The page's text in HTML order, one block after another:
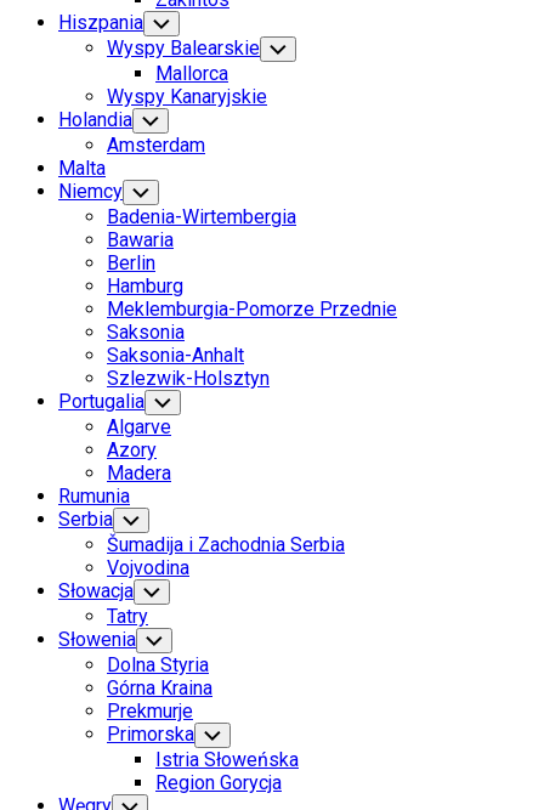
Hiszpania Toggle
Child
Menu
Wyspy Balearskie Toggle
Child
Mallorca
Wyspy Kanaryjskie
Holandia Toggle
Child
Menu
Amsterdam
Malta
Niemcy Toggle
Child
Menu
Badenia-Wirtembergia
Bawaria
Berlin
Hamburg
Meklemburgia-Pomorze Przednie
Saksonia
Saksonia-Anhalt
Szlezwik-Holsztyn
Portugalia Toggle
Child
Menu
Algarve
Azory
Madera
Rumunia
Serbia Toggle
Child
Menu
Šumadija i Zachodnia Serbia
Vojvodina
Słowacja Toggle
Child
Menu
Tatry
Słowenia Toggle
Child
Menu
Dolna Styria
Górna Kraina
Prekmurje
Primorska Toggle
Child
Menu
Istria Słoweńska
Region Gorycja
Current Toggle